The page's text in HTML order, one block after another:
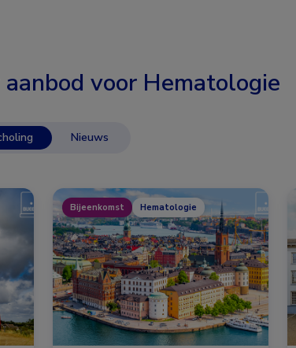
voor Hematologie
Nieuws
Bijeenkomst Hematologie